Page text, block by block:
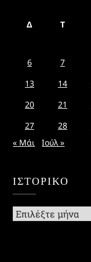
Δ Τ
6
7
13
14
20
21
27
28
« Μάι
Ιούλ »
ΙΣΤΟΡΙΚΌ
Ιστορικό